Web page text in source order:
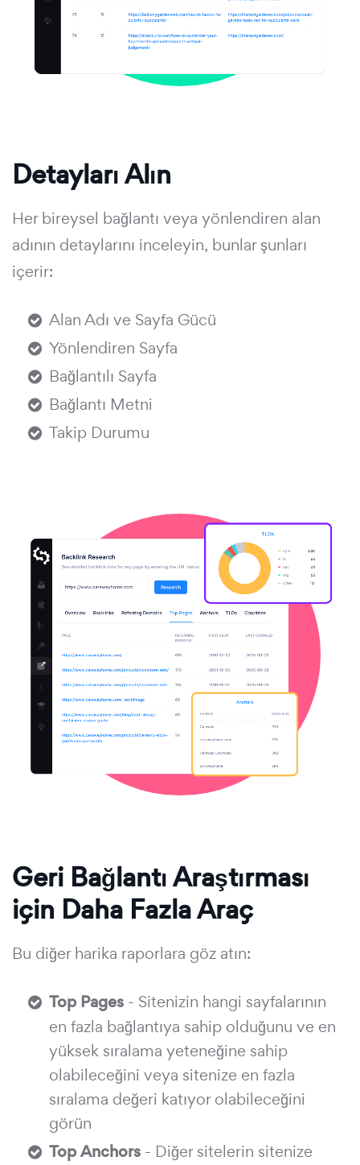
Detayları Alın
Her bireysel bağlantı veya yönlendiren alan
adının detaylarını inceleyin, bunlar şunları
içerir:
Alan Adı ve Sayfa Gücü
Yönlendiren Sayfa
Bağlantılı Sayfa
Bağlantı Metni
Takip Durumu
Geri Bağlantı Araştırması
için Daha Fazla Araç
Bu diğer harika raporlara göz atın:
Top Pages - Sitenizin hangi sayfalarının
en fazla bağlantıya sahip olduğunu ve en
yüksek sıralama yeteneğine sahip
olabileceğini veya sitenize en fazla
sıralama değeri katıyor olabileceğini
görün
Top Anchors - Diğer sitelerin sitenize